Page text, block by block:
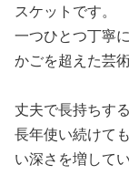
スケットです。
一つひとつ丁寧
かごを超えた芸
丈夫で長持ちす
長年使い続けて
い深さを増してい